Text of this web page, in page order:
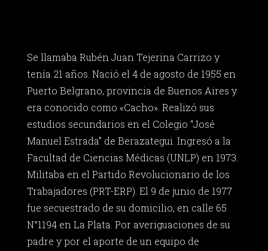
Se llamaba Rubén Juan Tejerina Carrizo y
tenía 21 años. Nació el 4 de agosto de 1955 en
Puerto Belgrano, provincia de Buenos Aires y
era conocido como «Cacho». Realizó sus
estudios secundarios en el Colegio “José
Manuel Estrada” de Berazategui. Ingresó a la
Facultad de Ciencias Médicas (UNLP) en 1973.
Militaba en el Partido Revolucionario de los
Trabajadores (PRT-ERP). El 9 de junio de 1977
fue secuestrado de su domicilio, en calle 65
N°1194 en La Plata. Por averiguaciones de su
padre y por el aporte de un equipo de